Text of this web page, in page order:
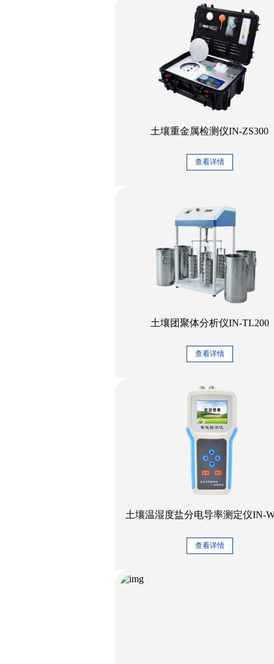
土壤重金属检测仪IN-ZS300
查看详情
土壤团聚体分析仪IN-TL200
查看详情
土壤温湿度盐分电导率测定仪IN-
查看详情